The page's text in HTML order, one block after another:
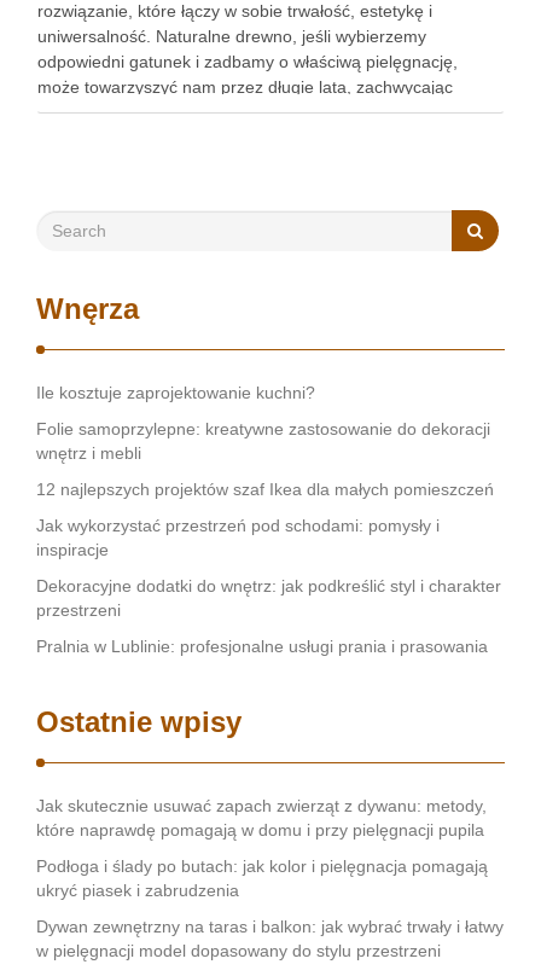
rozwiązanie, które łączy w sobie trwałość, estetykę i
uniwersalność. Naturalne drewno, jeśli wybierzemy
odpowiedni gatunek i zadbamy o właściwą pielęgnację,
może towarzyszyć nam przez długie lata, zachwycając
swoim niepowtarzalnym urokiem. Co ważne, podłoga z
Wnęrza
Ile kosztuje zaprojektowanie kuchni?
Folie samoprzylepne: kreatywne zastosowanie do dekoracji
wnętrz i mebli
12 najlepszych projektów szaf Ikea dla małych pomieszczeń
Jak wykorzystać przestrzeń pod schodami: pomysły i
inspiracje
Dekoracyjne dodatki do wnętrz: jak podkreślić styl i charakter
przestrzeni
Pralnia w Lublinie: profesjonalne usługi prania i prasowania
Ostatnie wpisy
Jak skutecznie usuwać zapach zwierząt z dywanu: metody,
które naprawdę pomagają w domu i przy pielęgnacji pupila
Podłoga i ślady po butach: jak kolor i pielęgnacja pomagają
ukryć piasek i zabrudzenia
Dywan zewnętrzny na taras i balkon: jak wybrać trwały i łatwy
w pielęgnacji model dopasowany do stylu przestrzeni